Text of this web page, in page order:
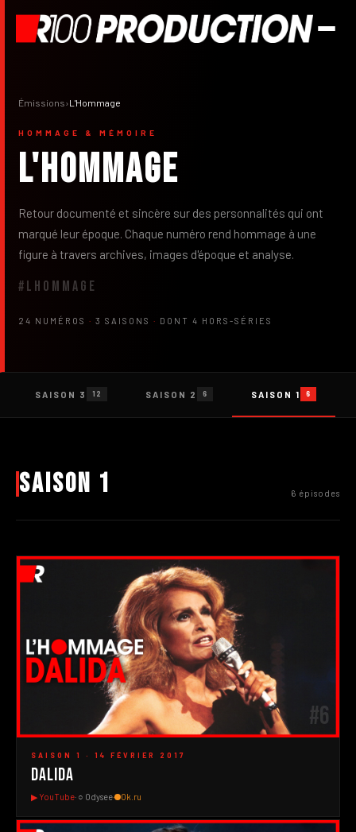
Émissions›L'Hommage
HOMMAGE & MÉMOIRE
L'Hommage
Retour documenté et sincère sur des personnalités qui ont
marqué leur époque. Chaque numéro rend hommage à une
figure à travers archives, images d'époque et analyse.
#LHOMMAGE
24 NUMÉROS · 3 SAISONS · DONT 4 HORS-SÉRIES
SAISON 3 12 SAISON 2 6 SAISON 1 6
Saison 1 6 épisodes
▶
#6
SAISON 1 · 14 FÉVRIER 2017
Dalida
▶ YouTube· ○ Odysee· Ok.ru